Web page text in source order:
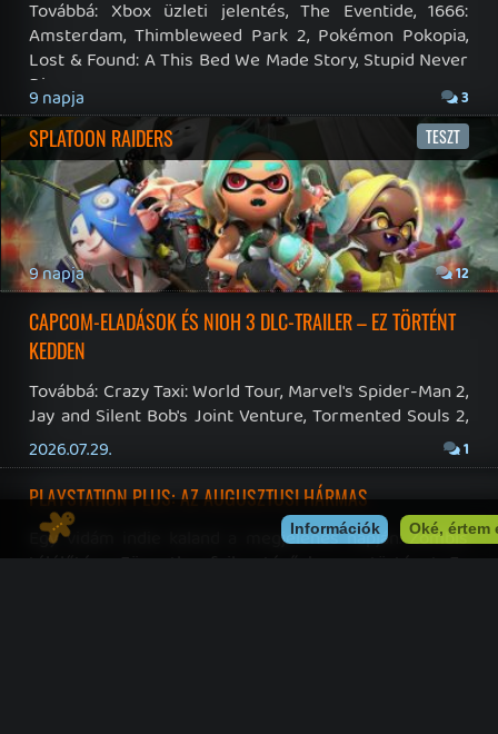
Hírek | Cikkek | Podcastok | Blogok |
Gaming Fórum
| Offtopic Fórum
RSS | Blog RSS | Podcast RSS |
Instagram
Twitter | Patreon